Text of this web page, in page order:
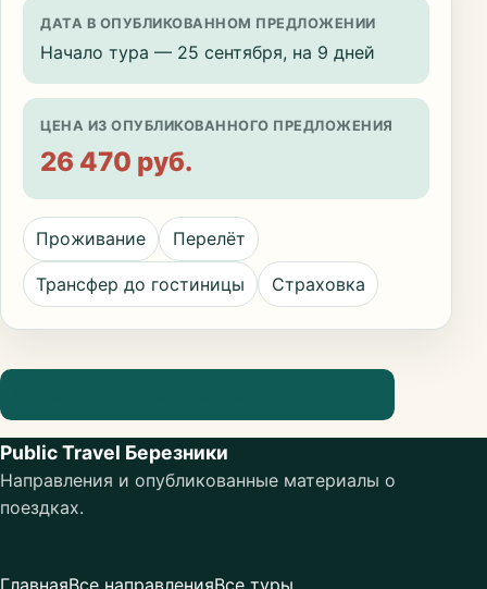
ДАТА В ОПУБЛИКОВАННОМ ПРЕДЛОЖЕНИИ
Начало тура — 25 сентября, на 9 дней
ЦЕНА ИЗ ОПУБЛИКОВАННОГО ПРЕДЛОЖЕНИЯ
26 470 руб.
Проживание Перелёт
Трансфер до гостиницы Страховка
Public Travel Березники
Направления и опубликованные материалы о
поездках.
ГлавнаяВсе направленияВсе туры